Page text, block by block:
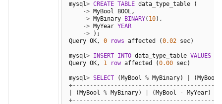
mysql> CREATE TABLE data_type_table (
-> MyBool BOOL,
-> MyBinary BINARY( 10),
-> MyYear YEAR
-> );
Query OK, 0 rows affected (0.02 sec)
mysql> INSERT INTO data_type_table VALUES
Query OK, 1 row affected (0.00 sec)
mysql> SELECT (MyBool % MyBinary) (MyBool
+-----------------------------------------+
(MyBool % MyBinary) (MyBool - MyYear)
+-----------------------------------------+